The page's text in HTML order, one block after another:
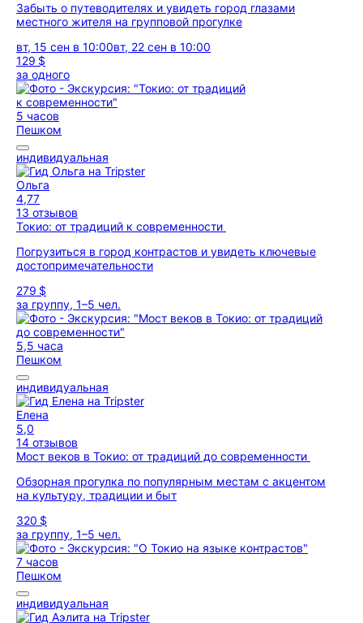
Забыть о путеводителях и увидеть город глазами
местного жителя на групповой прогулке
вт, 15 сен в 10:00вт, 22 сен в 10:00
129 $
за одного
5 часов
Пешком
индивидуальная
Ольга
4,77
13 отзывов
Токио: от традиций к современности
Погрузиться в город контрастов и увидеть ключевые
достопримечательности
279 $
за группу, 1–5 чел.
5,5 часа
Пешком
индивидуальная
Елена
5,0
14 отзывов
Мост веков в Токио: от традиций до современности
Обзорная прогулка по популярным местам с акцентом
на культуру, традиции и быт
320 $
за группу, 1–5 чел.
7 часов
Пешком
индивидуальная